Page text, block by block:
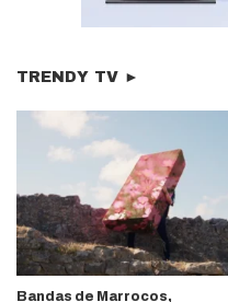
TRENDY TV ►
Bandas de Marrocos,